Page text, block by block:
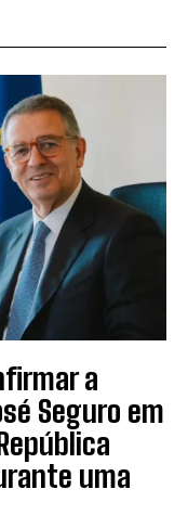
a
Seguro em
uma